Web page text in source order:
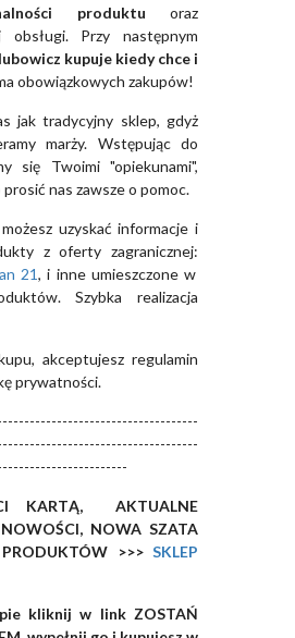
produktu oraz
obsługi. Przy następnym
kupuje kiedy chce i
obowiązkowych zakupów!
jak tradycyjny sklep, gdyż
marży. Wstępując do
się Twoimi "opiekunami",
prosić nas zawsze o pomoc.
uzyskać informacje i
z oferty zagranicznej:
21, i inne umieszczone w
Szybka realizacja
akceptujesz regulamin
prywatności.
KARTĄ, AKTUALNE
NOWA SZATA
>>>SKLEP
kliknij w link ZOSTAŃ